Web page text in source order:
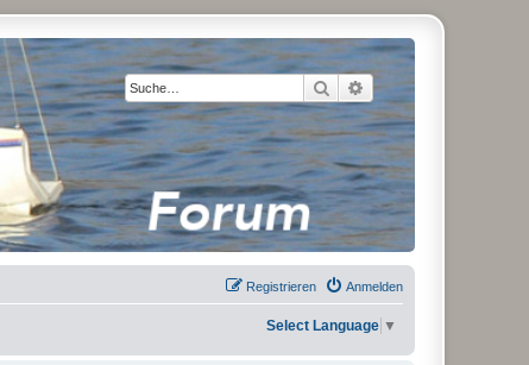
Suche Erweiterte Suche
Anmelden
Registrieren
Select Language ▼